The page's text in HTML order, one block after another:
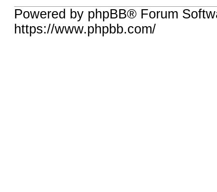
Powered by phpBB® Forum
https://www.phpbb.com/